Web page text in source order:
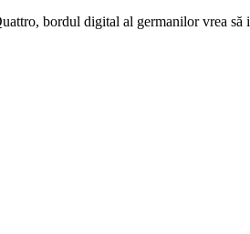
bordul digital al germanilor vrea